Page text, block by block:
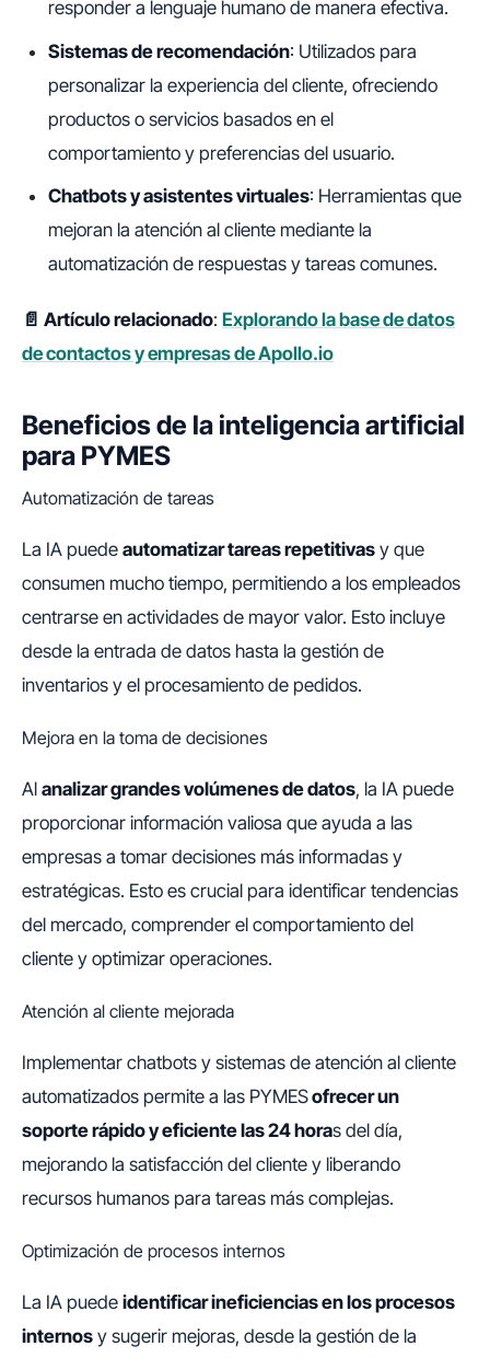
responder a lenguaje humano de manera efectiva.
Sistemas de recomendación: Utilizados para
personalizar la experiencia del cliente, ofreciendo
productos o servicios basados en el
comportamiento y preferencias del usuario.
Chatbots y asistentes virtuales: Herramientas que
mejoran la atención al cliente mediante la
automatización de respuestas y tareas comunes.
📄 Artículo relacionado: Explorando la base de datos
de contactos y empresas de Apollo.io
Beneficios de la inteligencia artificial
para PYMES
Automatización de tareas
La IA puede automatizar tareas repetitivas y que
consumen mucho tiempo, permitiendo a los empleados
centrarse en actividades de mayor valor. Esto incluye
desde la entrada de datos hasta la gestión de
inventarios y el procesamiento de pedidos.
Mejora en la toma de decisiones
Al analizar grandes volúmenes de datos, la IA puede
proporcionar información valiosa que ayuda a las
empresas a tomar decisiones más informadas y
estratégicas. Esto es crucial para identificar tendencias
del mercado, comprender el comportamiento del
cliente y optimizar operaciones.
Atención al cliente mejorada
Implementar chatbots y sistemas de atención al cliente
automatizados permite a las PYMESofrecer un
soporte rápido y eficiente las 24 horas del día,
mejorando la satisfacción del cliente y liberando
recursos humanos para tareas más complejas.
Optimización de procesos internos
La IA puede identificar ineficiencias en los procesos
internos y sugerir mejoras, desde la gestión de la